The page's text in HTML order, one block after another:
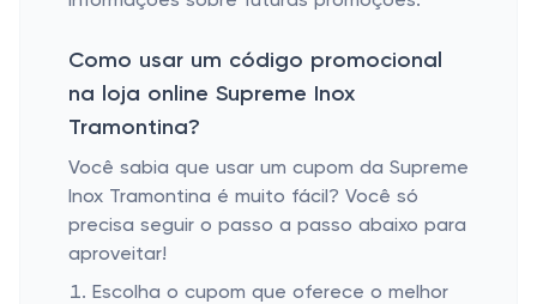
Como usar um código promocional
na loja online Supreme Inox
Tramontina?
Você sabia que usar um cupom da Supreme
Inox Tramontina é muito fácil? Você só
precisa seguir o passo a passo abaixo para
aproveitar!
Escolha o cupom que oferece o melhor